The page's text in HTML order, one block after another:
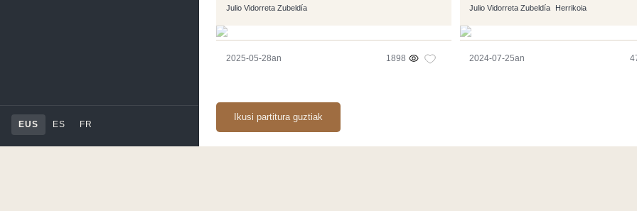
EUS ES FR
Julio Vidorreta Zubeldía
2025-05-28an 1898
Julio Vidorreta Zubeldía Herrikoia
2024-07-25an
Ikusi partitura guztiak